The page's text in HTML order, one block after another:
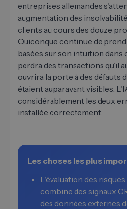
entreprises allemandes
augmentation des
clients au cours des douze
Quiconque continue de
basées sur son intuition
perdra des transactions qu’il
ouvrira la porte à des défauts
étaient auparavant visibles.
considérablement les deux
installée correctement.
Les choses les plus
L'évaluation des
combine des signaux
des données externes